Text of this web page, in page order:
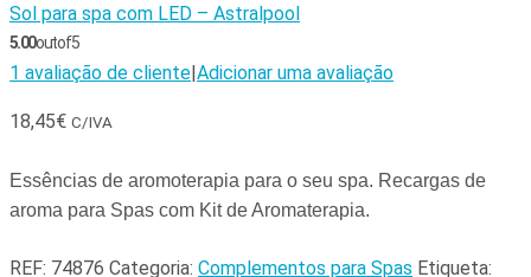
Sol para spa com LED – Astralpool
5.00out of 5
1 avaliação de cliente|Adicionar uma avaliação
18,45€ C/IVA
Essências de aromoterapia para o seu spa. Recargas de
aroma para Spas com Kit de Aromaterapia.
REF: 74876 Categoria: Complementos para Spas Etiqueta: